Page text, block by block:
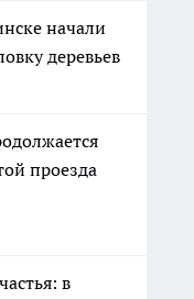
начали
деревьев
проезда
в